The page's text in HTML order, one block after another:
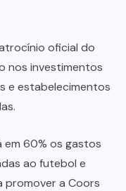
oficial do
nos investimentos
e estabelecimentos
em 60% os gastos
ao futebol e
a Coors